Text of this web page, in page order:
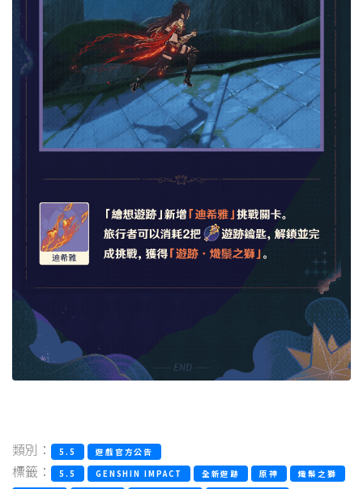
類別： 5.5 遊戲官方公告
標籤： 5.5 GENSHIN IMPACT 全新遊跡 原神
熾鬃之獅